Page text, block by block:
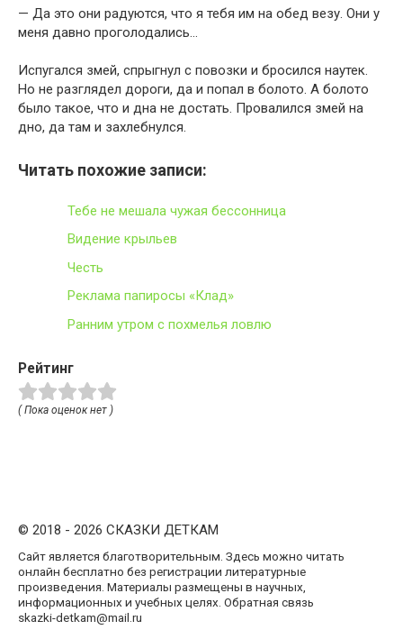
— Да это они радуются, что я тебя им на обед везу. Они у
меня давно проголодались…
Испугался змей, спрыгнул с повозки и бросился наутек.
Но не разглядел дороги, да и попал в болото. А болото
было такое, что и дна не достать. Провалился змей на
дно, да там и захлебнулся.
Читать похожие записи:
Тебе не мешала чужая бессонница
Видение крыльев
Честь
Реклама папиросы «Клад»
Ранним утром с похмелья ловлю
Рейтинг
( Пока оценок нет )
© 2018 - 2026 СКАЗКИ ДЕТКАМ
Сайт является благотворительным. Здесь можно читать
онлайн бесплатно без регистрации литературные
произведения. Материалы размещены в научных,
информационных и учебных целях. Обратная связь
skazki-detkam@mail.ru